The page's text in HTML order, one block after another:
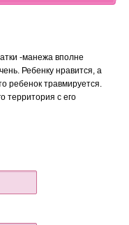
-манежа вполне
Ребенку нравится, а
ребенок травмируется.
территория с его